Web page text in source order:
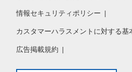
情報セキュリティポリシー
カスタマーハラスメントに対する基
広告掲載規約